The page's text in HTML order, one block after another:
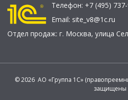
Телефон: +7 (495)
Email: site_v8@1c.ru
Отдел продаж: г. Москва, улица
© 2026 АО «Группа 1С»
защищены